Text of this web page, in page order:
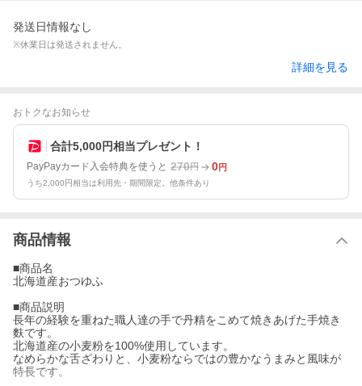
発送日情報なし
※休業日は発送されません。
詳細を見る
おトクなお知らせ
合計5,000円相当プレゼント！
PayPayカード入会特典を使うと 270円 0円
うち2,000円相当は利用先・期間限定。他条件あり
商品情報
■商品名
北海道産おつゆふ
■商品説明
長年の経験を重ねた職人達の手で丹精をこめて焼きあげた手焼き
麩です。
北海道産の小麦粉を100%使用しています。
なめらかな舌ざわりと、小麦粉ならではの豊かなうまみと風味が
特長です。